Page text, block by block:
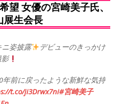
望 女優の宮崎美子氏、
展生会長
ニ姿披露
デビューのきっかけ
年前に戻ったような新鮮な気持
t.co/ji3Drwx7ni#宮崎美子